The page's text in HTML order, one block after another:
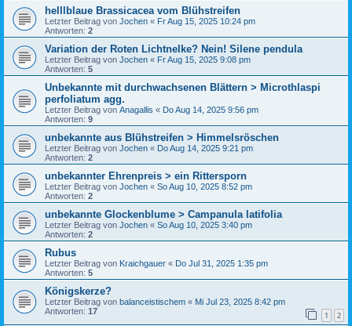
helllblaue Brassicacea vom Blühstreifen
Letzter Beitrag von Jochen « Fr Aug 15, 2025 10:24 pm
Antworten: 2
Variation der Roten Lichtnelke? Nein! Silene pendula
Letzter Beitrag von Jochen « Fr Aug 15, 2025 9:08 pm
Antworten: 5
Unbekannte mit durchwachsenen Blättern > Microthlaspi
perfoliatum agg.
Letzter Beitrag von Anagallis « Do Aug 14, 2025 9:56 pm
Antworten: 9
unbekannte aus Blühstreifen > Himmelsröschen
Letzter Beitrag von Jochen « Do Aug 14, 2025 9:21 pm
Antworten: 2
unbekannter Ehrenpreis > ein Rittersporn
Letzter Beitrag von Jochen « So Aug 10, 2025 8:52 pm
Antworten: 2
unbekannte Glockenblume > Campanula latifolia
Letzter Beitrag von Jochen « So Aug 10, 2025 3:40 pm
Antworten: 2
Rubus
Letzter Beitrag von Kraichgauer « Do Jul 31, 2025 1:35 pm
Antworten: 5
Königskerze?
Letzter Beitrag von balanceistischem « Mi Jul 23, 2025 8:42 pm
Antworten: 17 1 2